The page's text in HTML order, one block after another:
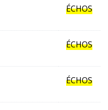
ÉCHOS
ÉCHOS
ÉCHOS